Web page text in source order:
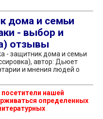
дома и семьи
- выбор и
отзывы
- защитник дома и семьи
автор: Дьюет
и мнения людей о
нашей
определенных